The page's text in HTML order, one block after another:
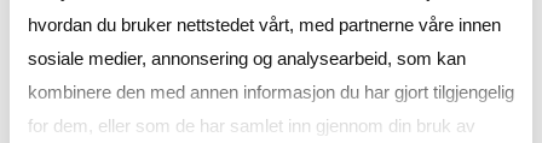
hvordan du bruker nettstedet vårt, med partnerne våre innen
sosiale medier, annonsering og analysearbeid, som kan
kombinere den med annen informasjon du har gjort tilgjengelig
for dem, eller som de har samlet inn gjennom din bruk av
IP-grad:
IP20
System Lumen (lm):